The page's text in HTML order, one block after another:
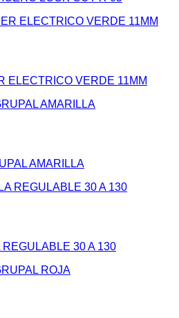
ELECTRICO VERDE 11MM
AMARILLA
30 A 130